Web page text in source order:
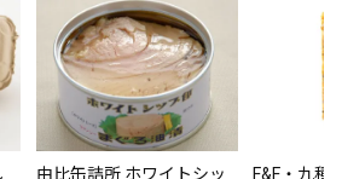
由比缶詰所 ホワイトシッ
F&F・九種